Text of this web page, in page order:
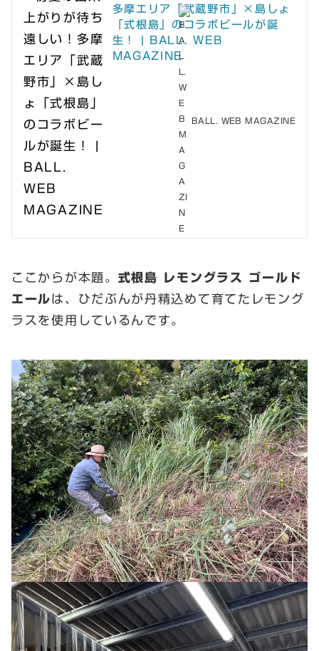
多摩エリア「武蔵野市」×島しょ
「式根島」のコラボビールが誕
生！ | BALL. WEB
MAGAZINE
BALL. WEB MAGAZINE
ここからが本題。 式根島
レモングラス ゴールド
エールは、ひだぶんが丹精込めて育てたレモング
ラスを使用しているんです。